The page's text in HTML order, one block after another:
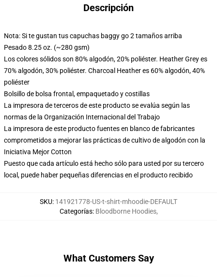
Descripción
Nota: Si te gustan tus capuchas baggy go 2 tamaños arriba
Pesado 8.25 oz. (~280 gsm)
Los colores sólidos son 80% algodón, 20% poliéster. Heather Grey es
70% algodón, 30% poliéster. Charcoal Heather es 60% algodón, 40%
poliéster
Bolsillo de bolsa frontal, empaquetado y costillas
La impresora de terceros de este producto se evalúa según las
normas de la Organización Internacional del Trabajo
La impresora de este producto fuentes en blanco de fabricantes
comprometidos a mejorar las prácticas de cultivo de algodón con la
Iniciativa Mejor Cotton
Puesto que cada artículo está hecho sólo para usted por su tercero
local, puede haber pequeñas diferencias en el producto recibido
SKU: 141921778-US-t-shirt-mhoodie-DEFAULT
Categorías: Bloodborne Hoodies,
What Customers Say